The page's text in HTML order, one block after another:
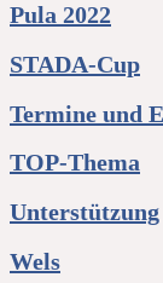
Pula 2022
STADA-Cup
Termine und
TOP-Thema
Unterstützung
Wels